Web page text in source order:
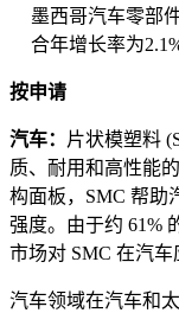
墨西哥汽车零部
合年增长率为2.1%
按申请
汽车：
片状模塑料
质、耐用和高性能
构面板，SMC 帮助
强度。由于约 61%
市场对 SMC 在汽车
汽车领域在汽车和